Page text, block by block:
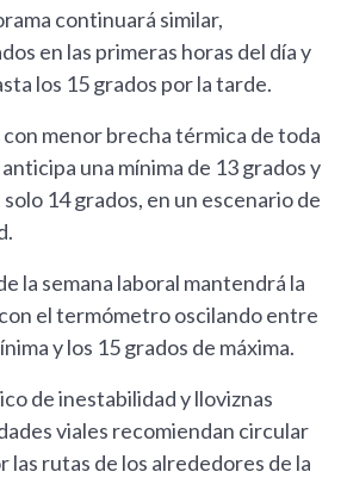
continuará similar,
en las primeras horas del día y
los 15 grados por la tarde.
con menor brecha térmica de toda
una mínima de 13 grados y
14 grados, en un escenario de
la semana laboral mantendrá la
el termómetro oscilando entre
y los 15 grados de máxima.
de inestabilidad y lloviznas
viales recomiendan circular
las rutas de los alrededores de la